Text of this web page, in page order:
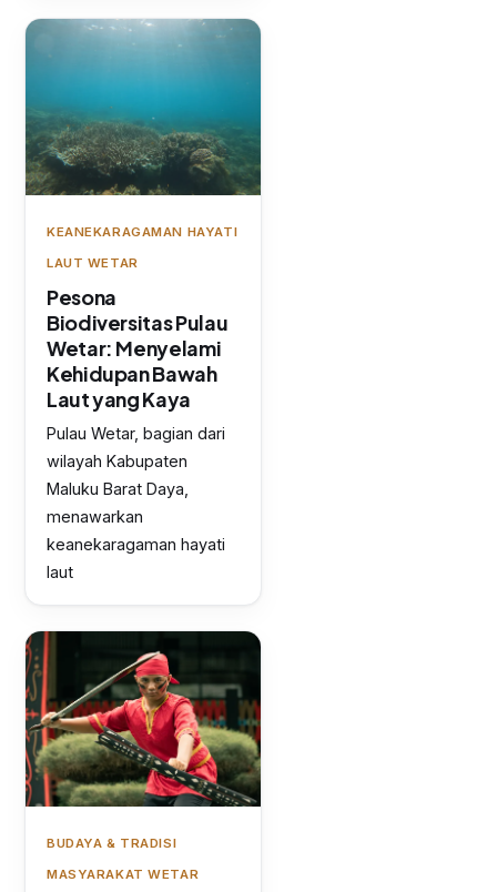
KEANEKARAGAMAN HAYATI
LAUT WETAR
Pesona
Biodiversitas Pulau
Wetar: Menyelami
Kehidupan Bawah
Laut yang Kaya
Pulau Wetar, bagian dari
wilayah Kabupaten
Maluku Barat Daya,
menawarkan
keanekaragaman hayati
laut
BUDAYA & TRADISI
MASYARAKAT WETAR